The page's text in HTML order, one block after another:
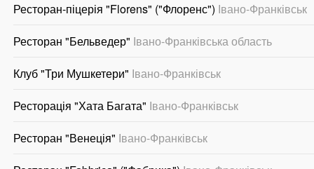
Ресторан-піцерія "Florens" ("Флоренс") Івано-Франківськ
Ресторан "Бельведер" Івано-Франківська область
Клуб "Три Мушкетери" Івано-Франківськ
Ресторація "Хата Багата" Івано-Франківськ
Ресторан "Венеція" Івано-Франківськ